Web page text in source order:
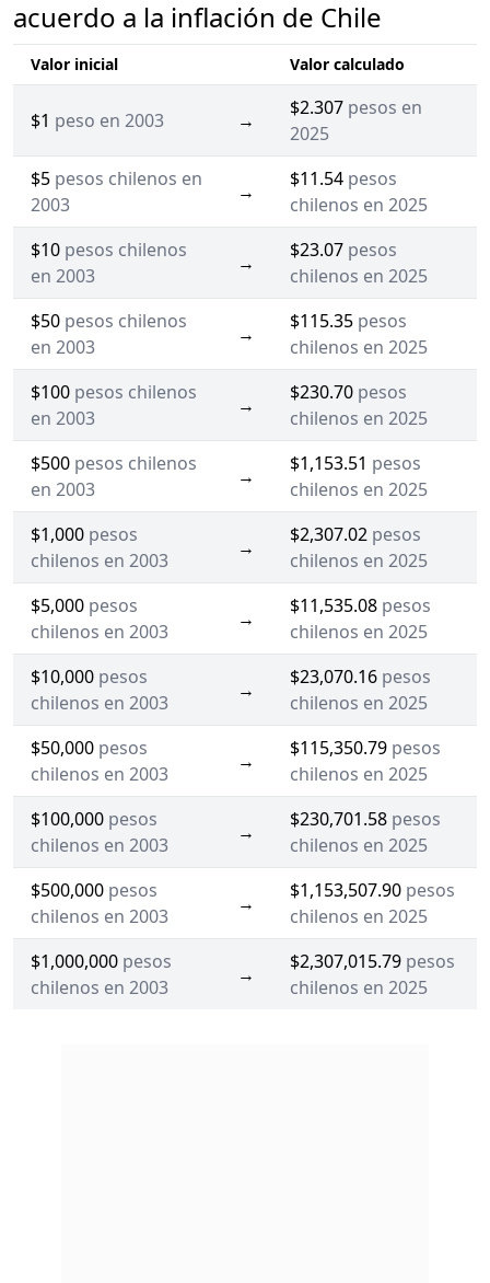
acuerdo a la inflación de Chile
Valor inicial Valor calculado
$1 peso en 2003 →
$2.307 pesos en
2025
$5 pesos chilenos en
2003
→
$11.54 pesos
chilenos en 2025
$10 pesos chilenos
en 2003
→
$23.07 pesos
chilenos en 2025
$50 pesos chilenos
en 2003
→
$115.35 pesos
chilenos en 2025
$100 pesos chilenos
en 2003
→
$230.70 pesos
chilenos en 2025
$500 pesos chilenos
en 2003
→
$1,153.51 pesos
chilenos en 2025
$1,000 pesos
chilenos en 2003
→
$2,307.02 pesos
chilenos en 2025
$5,000 pesos
chilenos en 2003
→
$11,535.08 pesos
chilenos en 2025
$10,000 pesos
chilenos en 2003
→
$23,070.16 pesos
chilenos en 2025
$50,000 pesos
chilenos en 2003
→
$115,350.79 pesos
chilenos en 2025
$100,000 pesos
chilenos en 2003
→
$230,701.58 pesos
chilenos en 2025
$500,000 pesos
chilenos en 2003
→
$1,153,507.90 pesos
chilenos en 2025
$1,000,000 pesos
chilenos en 2003
→
$2,307,015.79 pesos
chilenos en 2025